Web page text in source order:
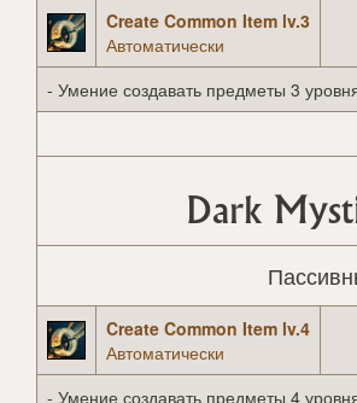
Create Common Item lv.3
Автоматически
- Умение создавать предметы 3
Dark
Create Common Item lv.4
Автоматически
- Умение создавать предметы 4